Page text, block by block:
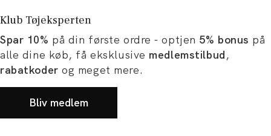
dit købog artikler
og karriere
Klub Tøjeksperten
Spar 10% på din første ordre - optjen 5% bonus på
alle dine køb, få eksklusive medlemstilbud,
rabatkoder og meget mere.
Bliv medlem